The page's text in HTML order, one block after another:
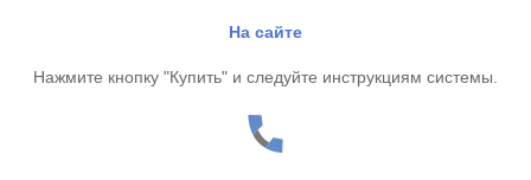
На сайте
Нажмите кнопку "Купить" и следуйте инструкциям системы.